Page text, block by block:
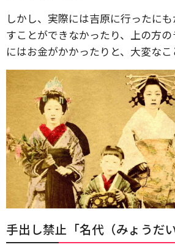
しかし、実際には吉原に行ったに
すことができなかったり、上の方
にはお金がかかったりと、大変なこ
手出し禁止「名代（みょうだ